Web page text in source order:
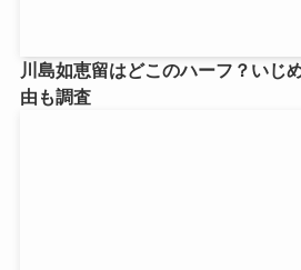
川島如恵留はどこのハーフ？いじ
由も調査